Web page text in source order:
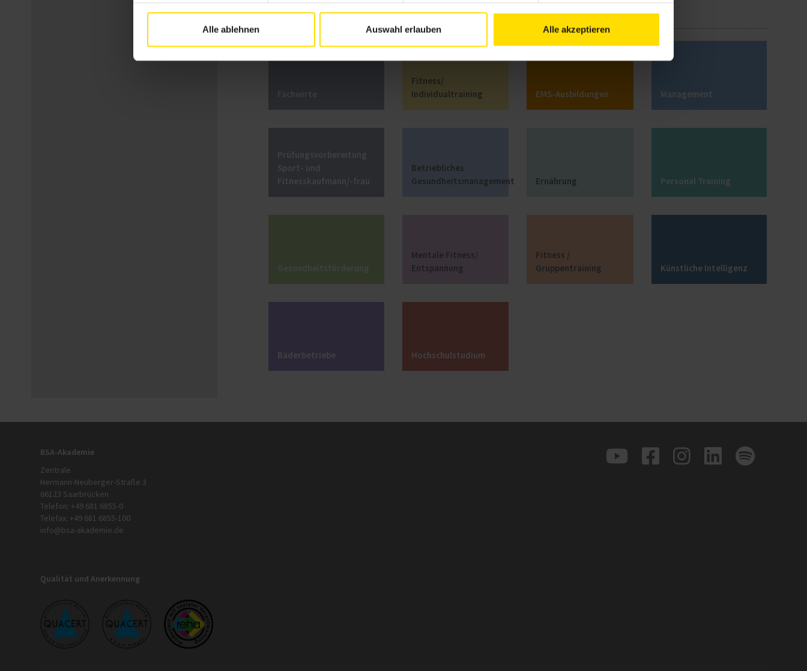
Alle ablehnen Auswahl erlauben Alle akzeptieren
Fachbereiche im Überblick
Fachwirte
Fitness/
Individualtraining
EMS-Ausbildungen Management
Prüfungsvorbereitung
Sport- und
Fitnesskaufmann/-frau
Betriebliches
Gesundheitsmanagement
Ernährung Personal Training
Gesundheitsförderung
Mentale Fitness/
Entspannung
Fitness /
Gruppentraining
Künstliche Intelligenz
Bäderbetriebe Hochschulstudium
BSA-Akademie
Zentrale
Hermann-Neuberger-Straße 3
66123 Saarbrücken
Telefon: +49 681 6855-0
Telefax: +49 681 6855-100
info@bsa-akademie.de
Qualität und Anerkennung